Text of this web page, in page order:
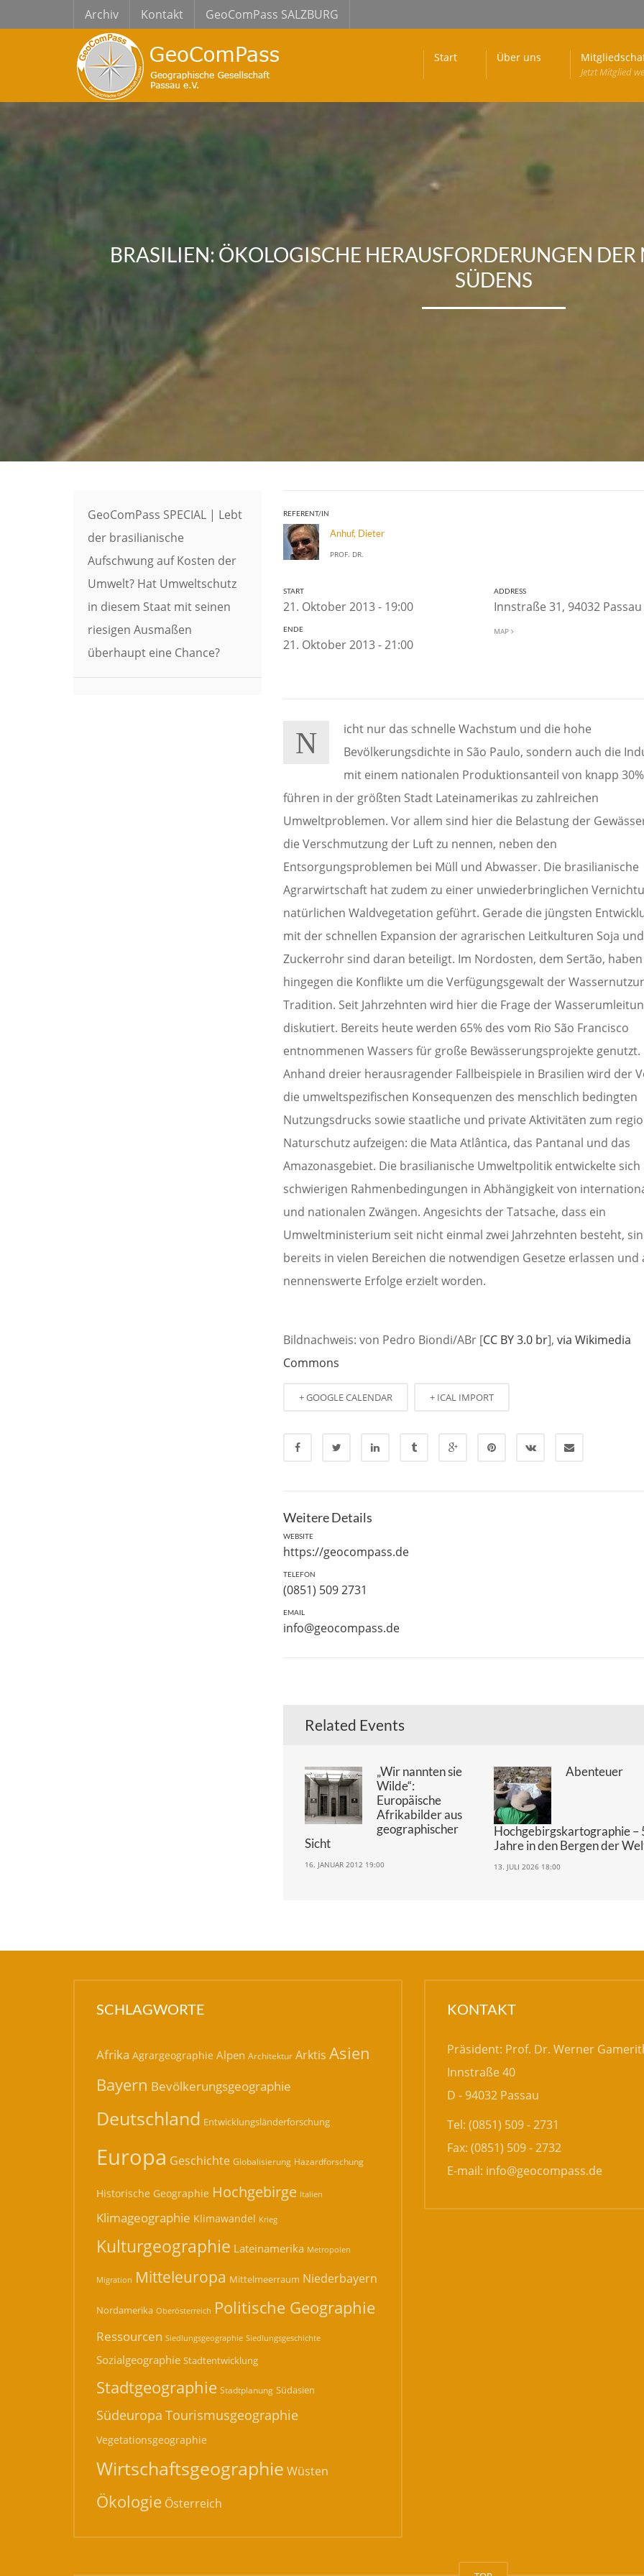
Archiv Kontakt GeoComPass SALZBURG
Start Über uns
Jetzt Mitglied
BRASILIEN: ÖKOLOGISCHE HERAUSFORDERUNGEN
SÜDENS
GeoComPass SPECIAL | Lebt
der brasilianische
Aufschwung auf Kosten der
Umwelt? Hat Umweltschutz
in diesem Staat mit seinen
riesigen Ausmaßen
überhaupt eine Chance?
REFERENT/IN
Anhuf, Dieter
PROF. DR.
START
21. Oktober 2013 - 19:00
ENDE
21. Oktober 2013 - 21:00
ADDRESS
Innstraße 31, 94032 Passau
MAP
N
icht nur das schnelle Wachstum und die hohe
Bevölkerungsdichte in São Paulo, sondern auch die
mit einem nationalen Produktionsanteil von knapp 30%
führen in der größten Stadt Lateinamerikas zu zahlreichen
Umweltproblemen. Vor allem sind hier die Belastung der
die Verschmutzung der Luft zu nennen, neben den
Entsorgungsproblemen bei Müll und Abwasser. Die brasilianische
Agrarwirtschaft hat zudem zu einer unwiederbringlichen
natürlichen Waldvegetation geführt. Gerade die jüngsten
mit der schnellen Expansion der agrarischen Leitkulturen Soja und
Zuckerrohr sind daran beteiligt. Im Nordosten, dem Sertão, haben
hingegen die Konflikte um die Verfügungsgewalt der
Tradition. Seit Jahrzehnten wird hier die Frage der
diskutiert. Bereits heute werden 65% des vom Rio São Francisco
entnommenen Wassers für große Bewässerungsprojekte genutzt.
Anhand dreier herausragender Fallbeispiele in Brasilien wird der
die umweltspezifischen Konsequenzen des menschlich bedingten
Nutzungsdrucks sowie staatliche und private Aktivitäten zum
Naturschutz aufzeigen: die Mata Atlântica, das Pantanal und das
Amazonasgebiet. Die brasilianische Umweltpolitik entwickelte
schwierigen Rahmenbedingungen in Abhängigkeit von
und nationalen Zwängen. Angesichts der Tatsache, dass ein
Umweltministerium seit nicht einmal zwei Jahrzehnten besteht,
bereits in vielen Bereichen die notwendigen Gesetze erlassen und
nennenswerte Erfolge erzielt worden.
Bildnachweis: von Pedro Biondi/ABr [CC BY 3.0 br],via Wikimedia
Commons
+ GOOGLE CALENDAR + ICAL IMPORT
Weitere Details
WEBSITE
https://geocompass.de
TELEFON
(0851) 509 2731
EMAIL
info@geocompass.de
Related Events
„Wir nannten sie
Wilde“:
Europäische
Afrikabilder aus
geographischer
Sicht
16. JANUAR 2012 19:00
Abenteuer
Hochgebirgskartographie –
Jahre in den Bergen der
13. JULI 2026 18:00
SCHLAGWORTE
Afrika Agrargeographie Alpen Architektur Arktis Asien
Bayern Bevölkerungsgeographie
Deutschland Entwicklungsländerforschung
Europa Geschichte Globalisierung Hazardforschung
Historische Geographie Hochgebirge Italien
Klimageographie Klimawandel Krieg
Kulturgeographie Lateinamerika Metropolen
Migration Mitteleuropa Mittelmeerraum Niederbayern
Nordamerika Oberösterreich Politische Geographie
Ressourcen Siedlungsgeographie Siedlungsgeschichte
Sozialgeographie Stadtentwicklung
Stadtgeographie Stadtplanung Südasien
Südeuropa Tourismusgeographie
Vegetationsgeographie
Wirtschaftsgeographie Wüsten
Ökologie Österreich
KONTAKT
Präsident: Prof. Dr. Werner
Innstraße 40
D - 94032 Passau
Tel: (0851) 509 - 2731
Fax: (0851) 509 - 2732
E-mail: info@geocompass.de